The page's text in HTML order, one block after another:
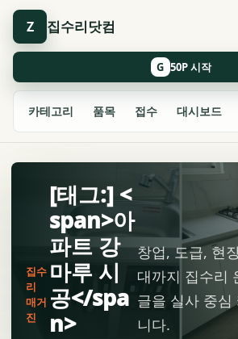
Z 집수리닷컴
카테고리 품목 접수 대시보드
G
집수
리
매거
진
[태그:] <
span>아
파트 강
마루 시
공</spa
n>
창업, 도급, 현
대까지 집수리
글을 실사 중심
니다.